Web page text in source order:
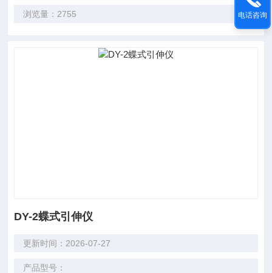
浏览量：2755
DY-2蝶式引伸仪
更新时间：2026-07-27
产品型号：
电话咨询